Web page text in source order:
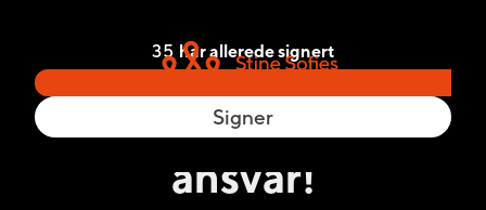
35 har allerede signert
Signer
Techgiganter – ta
ansvar!